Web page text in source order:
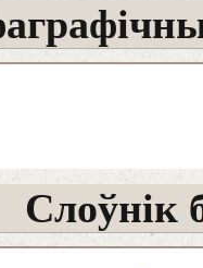
Слоўнік